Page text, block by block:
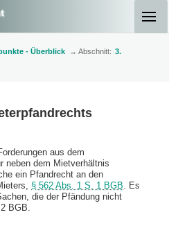
- Überblick → Abschnitt: 3.
aus dem
neben dem Mietverhältnis
ein Pfandrecht an den
§ 562 Abs. 1 S. 1 BGB . Es
die der Pfändung nicht
BGB.